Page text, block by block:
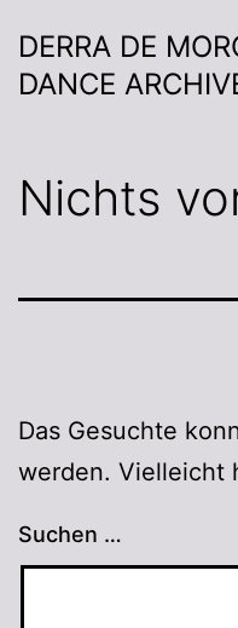
DERRA DE
DANCE
Nichts
Das Gesuchte
werden. Vielleicht
Suchen …